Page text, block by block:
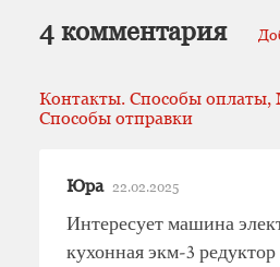
4 комментария
Контакты. Способы оплаты,
Способы отправки
Юра 22.02.2025
Интересует машина
кухонная экм-3